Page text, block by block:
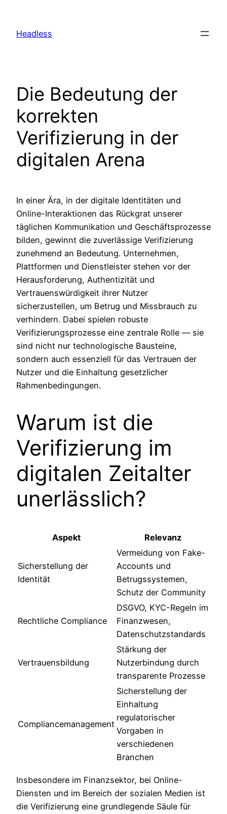
content
Headless
Die Bedeutung der
korrekten
Verifizierung in der
digitalen Arena
In einer Ära, in der digitale Identitäten und
Online-Interaktionen das Rückgrat unserer
täglichen Kommunikation und Geschäftsprozesse
bilden, gewinnt die zuverlässige Verifizierung
zunehmend an Bedeutung. Unternehmen,
Plattformen und Dienstleister stehen vor der
Herausforderung, Authentizität und
Vertrauenswürdigkeit ihrer Nutzer
sicherzustellen, um Betrug und Missbrauch zu
verhindern. Dabei spielen robuste
Verifizierungsprozesse eine zentrale Rolle — sie
sind nicht nur technologische Bausteine,
sondern auch essenziell für das Vertrauen der
Nutzer und die Einhaltung gesetzlicher
Rahmenbedingungen.
Warum ist die
Verifizierung im
digitalen Zeitalter
unerlässlich?
Aspekt Relevanz
Sicherstellung der
Identität
Vermeidung von Fake-
Accounts und
Betrugssystemen,
Schutz der Community
Rechtliche Compliance
DSGVO, KYC-Regeln im
Finanzwesen,
Datenschutzstandards
Vertrauensbildung
Stärkung der
Nutzerbindung durch
transparente Prozesse
Compliancemanagement
Sicherstellung der
Einhaltung
regulatorischer
Vorgaben in
verschiedenen
Branchen
Insbesondere im Finanzsektor, bei Online-
Diensten und im Bereich der sozialen Medien ist
die Verifizierung eine grundlegende Säule für